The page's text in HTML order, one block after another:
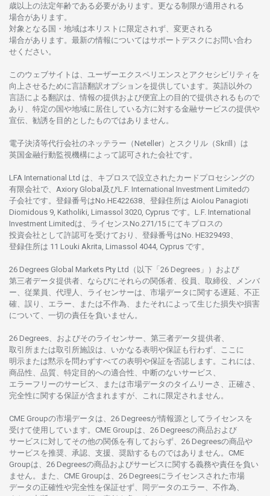
歳以上の法定年齢である必要があります。 更なる制限が適用さ れる
場合があります。
対象となる国 ・ 地域は本 リストに限定さ れず、 変更さ れる
場合があります。 最新の情報についてはサポートデスクに お問い合わ
せくださ い。
このウェブサイトは、 ユーザーエクスペリエンスと アクセシビリティを
向上さ せるために言語翻訳オプションを提供しています。 英語以外の
言語に よる翻訳は、 情報の提供および便宜上の目的で提供さ れるもので
あり、 特定の国や地域に 居住している方に対する金融サービスの提供や
宣伝、 勧誘を 目的としたものではありません。
電子決済等代行会社のネッテラー （Neteller）と スクリル （Skrill）は
英国金融行動監視機構に よって認可さ れた会社です。
LFA International Ltd は、 キプロスで設立さ れた カードプロセシングの
有限会社で、Axiory Global及びL.F. International Investment Limitedの
子会社です。 登録番号はNo.HE422638、 登録住所は Aiolou Panagioti
Diomidous 9, Katholiki, Limassol 3020, Cyprus です。L.F. International
Investment Limitedは、 ライセンスNo.271/15 にてキプロスの
投資会社として許認可を受けており、 登録番号はNo. HE329493、
登録住所は 11 Louki Akrita, Limassol 4044, Cyprus です。
26 Degrees Global Markets Pty Ltd（以下「26 Degrees」） および
第三者データ提供者、ならびにそれらの関係者、役員、取締役、メンバ
ー、従業員、代理人、ライセンサーは、 市場データに関する遅延、不正
確、誤り、エラー、
または不作為、 またそれに よって生じた損失や損害
について、 一切の責任を負いません。
26 Degrees、 およびそのライセンサー、 第三者データ提供者、
取引所または取引所施設は、いかなる表明や保証も行わず、
ここに
明示または黙示を問わずすべての表明や保証を否認し ます。
これには、
商品性、品質、 特定目的への適合性、 中断のないサービス、
エラーフリーのサービス、 または市場データのタイムリーさ、正確さ、
完全性に関する保証が含まれますが、これに限定さ れません。
CME Groupの市場データは、26 Degreesが情報源としてライセンスを
受けて使用しています。 CME Groupは、26 Degreesの商品および
サービスに対してその他の関係を有しておらず、26 Degreesの商品や
サービスを推奨、承認、支援、 奨励するものではありません。 CME
Groupは、26 Degreesの商品およびサービスに関する義務や責任を負い
ません。また、CME Groupは、26 Degreesに ライセンスさ れた市場
データの正確性や完全性を保証せず、 同データのエラー、不作為、